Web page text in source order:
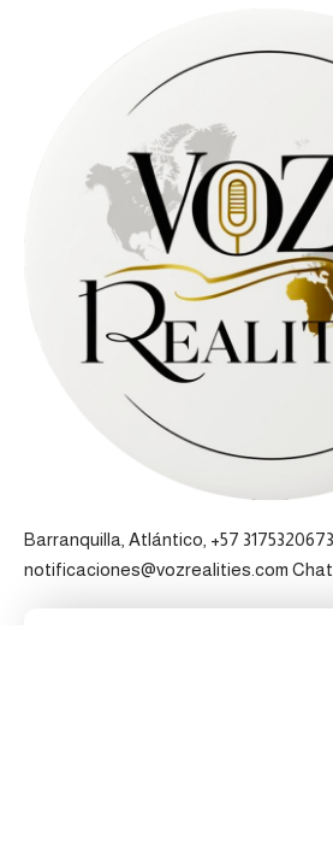
Barranquilla, Atlántico, +57 3175320673,
notificaciones@vozrealities.com